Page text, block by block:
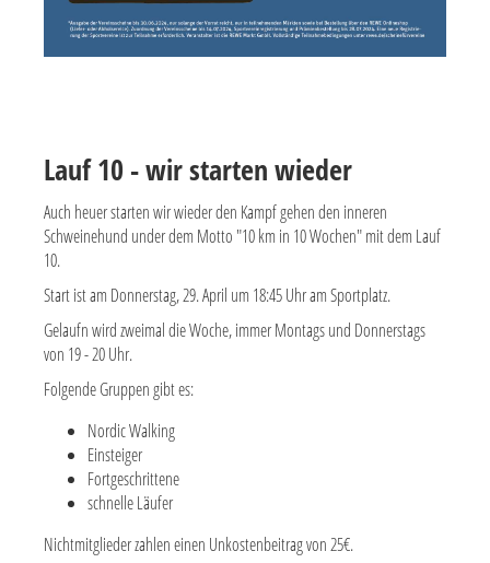
Lauf 10 - wir starten wieder
Auch heuer starten wir wieder den Kampf gehen den inneren
Schweinehund under dem Motto "10 km in 10 Wochen" mit dem Lauf
10.
Start ist am Donnerstag, 29. April um 18:45 Uhr am Sportplatz.
Gelaufn wird zweimal die Woche, immer Montags und Donnerstags
von 19 - 20 Uhr.
Folgende Gruppen gibt es:
Nordic Walking
Einsteiger
Fortgeschrittene
schnelle Läufer
Nichtmitglieder zahlen einen Unkostenbeitrag von 25€.